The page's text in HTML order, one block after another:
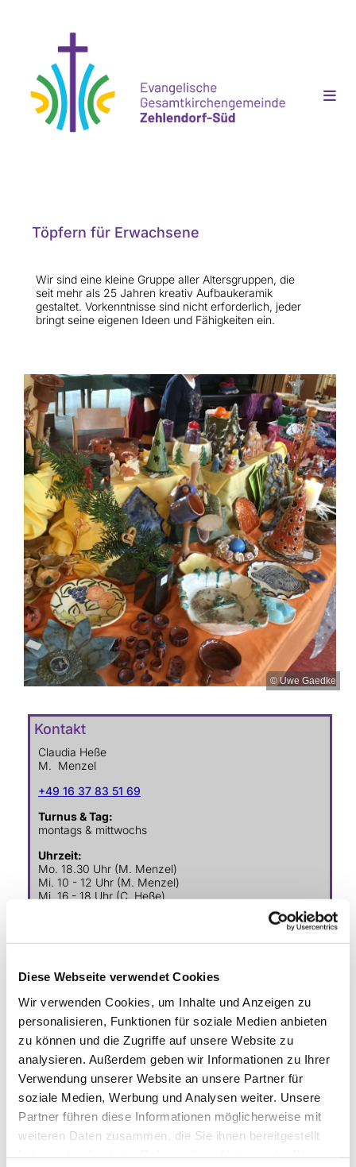
Diese Webseite verwendet Cookies
Wir verwenden Cookies, um Inhalte und Anzeigen zu
personalisieren, Funktionen für soziale Medien anbieten
zu können und die Zugriffe auf unsere Website zu
analysieren. Außerdem geben wir Informationen zu Ihrer
Verwendung unserer Website an unsere Partner für
soziale Medien, Werbung und Analysen weiter. Unsere
Partner führen diese Informationen möglicherweise mit
weiteren Daten zusammen, die Sie ihnen bereitgestellt
Töpfern für Erwachsene
Wir sind eine kleine Gruppe aller Altersgruppen, die
seit mehr als 25 Jahren kreativ Aufbaukeramik
gestaltet. Vorkenntnisse sind nicht erforderlich, jeder
bringt seine eigenen Ideen und Fähigkeiten ein.
© Uwe Gaedke
Kontakt
Claudia Heße
M. Menzel
+49 16 37 83 51 69
Turnus & Tag:
montags & mittwochs
Uhrzeit:
Mo. 18.30 Uhr (M. Menzel)
Mi. 10 - 12 Uhr (M. Menzel)
Mi. 16 - 18 Uhr (C. Heße)
Ev. Gesamtkirchengemeinde Zehlendorf-Süd
Heimat 27 - 14165 Berlin
kontakt@evkirchezehlendorfsued.de
Bürozeiten an den Standorten der Ortskirchen